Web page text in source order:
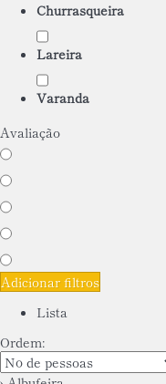
Churrasqueira
Lareira
Varanda
Avaliação
Adicionar filtros
Lista
Ordem: